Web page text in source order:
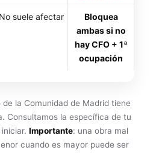
No suele afectar
Bloquea
ambas si no
hay CFO + 1ª
ocupación
la Comunidad de Madrid tiene
Consultamos la específica de tu
Importante: una obra mal
cuando es mayor puede ser